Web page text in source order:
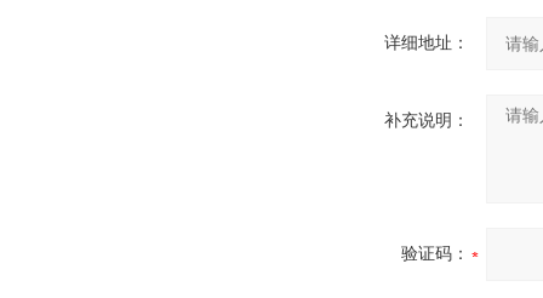
详细地址：
补充说明：
验证码：